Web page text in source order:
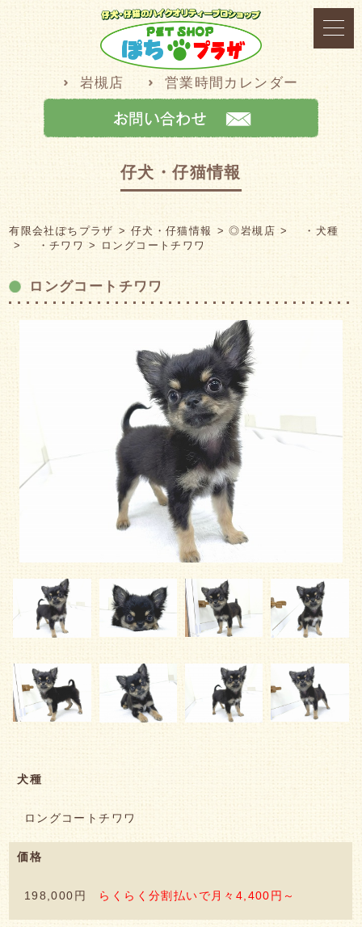
岩槻店 営業時間カレンダー
仔犬・仔猫情報
有限会社ぽちプラザ 仔犬・仔猫情報 ◎岩槻店
・犬種
・チワワ
ロングコートチワワ
ロングコートチワワ
犬種
ロングコートチワワ
価格
198,000円 らくらく分割払いで月々4,400円～